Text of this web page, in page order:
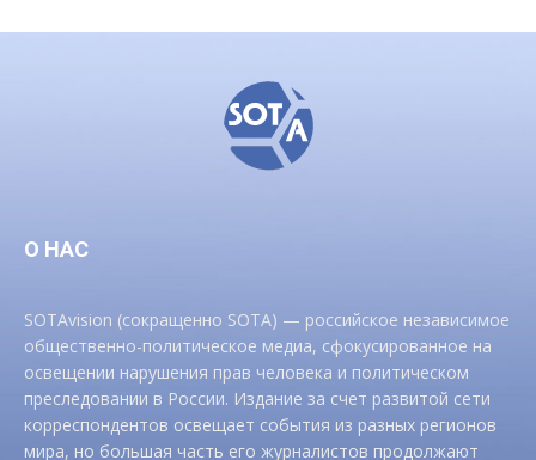
О НАС
SOTAvision (сокращенно SOTA) — российское независимое
общественно-политическое медиа, сфокусированное на
освещении нарушения прав человека и политическом
преследовании в России. Издание за счет развитой сети
корреспондентов освещает события из разных регионов
мира, но большая часть его журналистов продолжают